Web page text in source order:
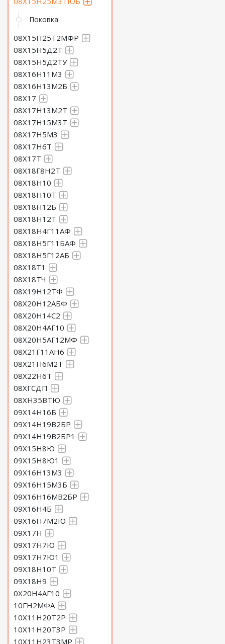
Поковка
08Х15Н25Т2МФР
08Х15Н5Д2Т
08Х15Н5Д2ТУ
08Х16Н11М3
08Х16Н13М2Б
08Х17
08Х17Н13М2Т
08Х17Н15М3Т
08Х17Н5М3
08Х17Н6Т
08Х17Т
08Х18Г8Н2Т
08Х18Н10
08Х18Н10Т
08Х18Н12Б
08Х18Н12Т
08Х18Н4Г11АФ
08Х18Н5Г11БАФ
08Х18Н5Г12АБ
08Х18Т1
08Х18ТЧ
08Х19Н12ТФ
08Х20Н12АБФ
08Х20Н14С2
08Х20Н4АГ10
08Х20Н5АГ12МФ
08Х21Г11АН6
08Х21Н6М2Т
08Х22Н6Т
08ХГСДП
08ХН35ВТЮ
09Х14Н16Б
09Х14Н19В2БР
09Х14Н19В2БР1
09Х15Н8Ю
09Х15Н8Ю1
09Х16Н13М3
09Х16Н15М3Б
09Х16Н16МВ2БР
09Х16Н4Б
09Х16Н7М2Ю
09Х17Н
09Х17Н7Ю
09Х17Н7Ю1
09Х18Н10Т
09Х18Н9
0Х20Н4АГ10
10ГН2МФА
10Х11Н20Т2Р
10Х11Н20Т3Р
10Х11Н23Т3МР